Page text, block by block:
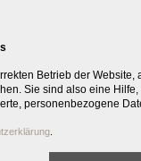
Betrieb der Website,
Sie sind also eine
personenbezogene